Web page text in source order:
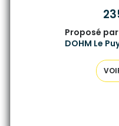
Proposé par
DOHM Le